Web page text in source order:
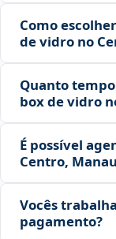
Como
de vidro no
Quanto
box de vidro
É possível
Centro,
Vocês
pagamento?